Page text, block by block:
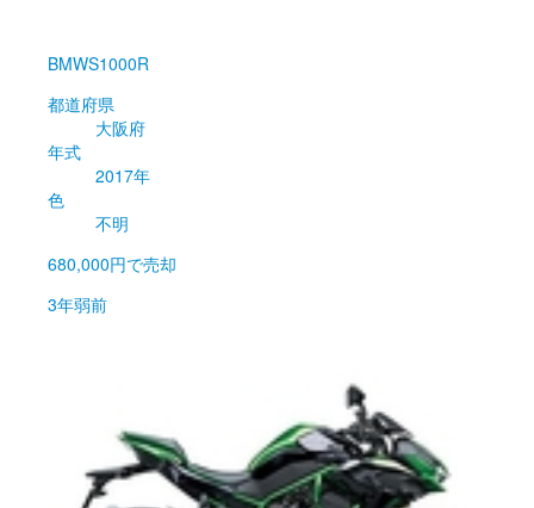
BMWS1000R
都道府県
大阪府
年式
2017年
色
不明
680,000円で売却
3年弱前